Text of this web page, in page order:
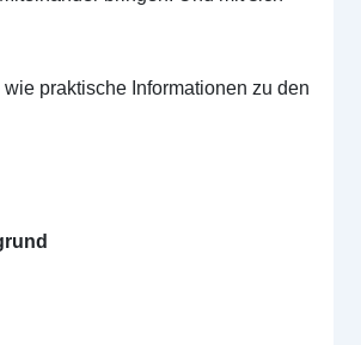
praktische Informationen zu den